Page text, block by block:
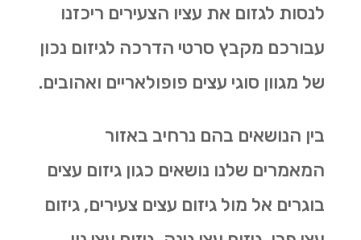
לנסות לגזום את עציו הצעירים ריכזנו
עבורכם מקבץ סרטי הדרכה לגיזום נכון
של מגוון סוגי עצים פופולאריים ואהובים.
בין הנושאים בהם נרחיב באזור
המאמרים שלנו נושאים כגון גיזום עצים
בוגרים אל מול גיזום עצים צעירים, גיזום